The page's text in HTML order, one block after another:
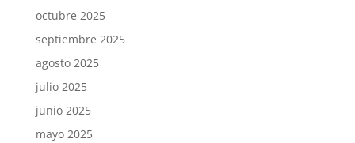
octubre 2025
septiembre 2025
agosto 2025
julio 2025
junio 2025
mayo 2025